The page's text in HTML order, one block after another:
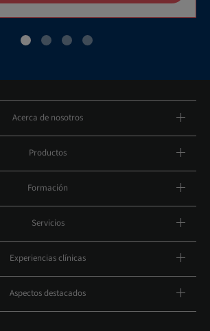
Acerca de nosotros
Productos
Formación
Servicios
Experiencias clínicas
Aspectos destacados